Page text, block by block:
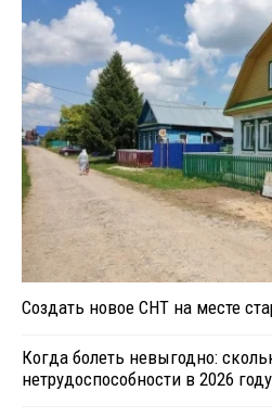
Создать новое СНТ на месте
Когда болеть невыгодно:
нетрудоспособности в 2026 году